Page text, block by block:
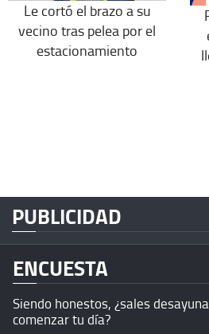
Le cortó el brazo a su
vecino tras pelea por el
estacionamiento
PUBLICIDAD
ENCUESTA
Siendo honestos, ¿sales
comenzar tu día?